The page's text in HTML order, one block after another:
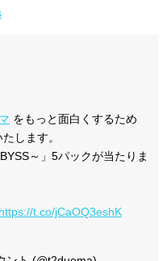
をもっと面白くするため
します。
～」5パックが当たりま
https://t.co/jCaOQ3eshK